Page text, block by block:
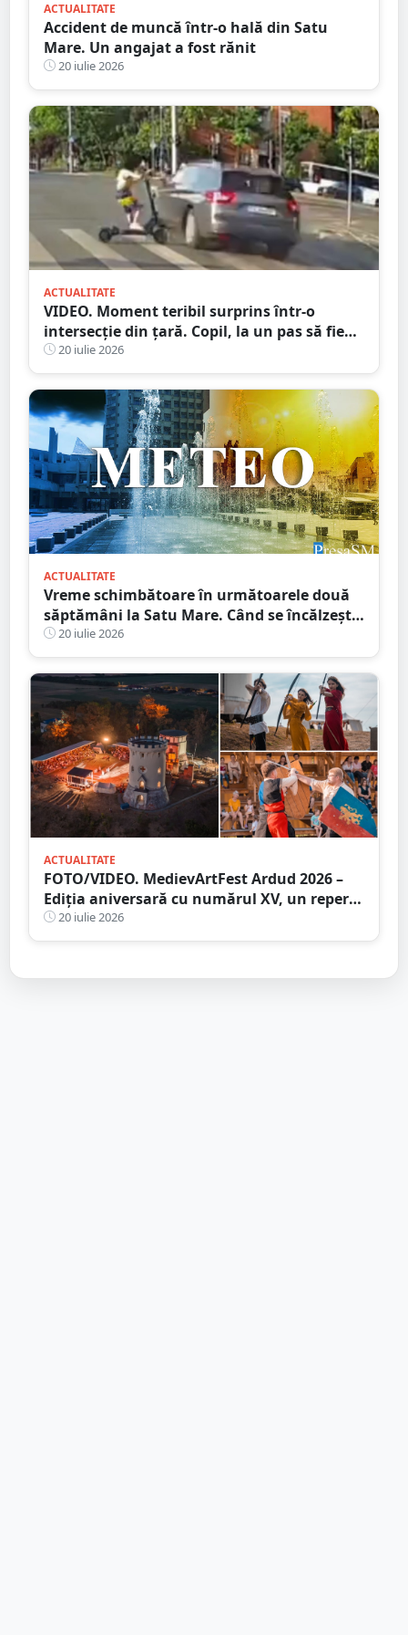
ACTUALITATE
Accident de muncă într-o hală din Satu
Mare. Un angajat a fost rănit
20 iulie 2026
ACTUALITATE
VIDEO. Moment teribil surprins într-o
intersecție din țară. Copil, la un pas să fie
spulberat de mașină
20 iulie 2026
ACTUALITATE
Vreme schimbătoare în următoarele două
săptămâni la Satu Mare. Când se încălzește,
din nou, vremea
20 iulie 2026
ACTUALITATE
FOTO/VIDEO. MedievArtFest Ardud 2026 –
Ediția aniversară cu numărul XV, un reper
al vieții culturale din județul Satu Mare
20 iulie 2026